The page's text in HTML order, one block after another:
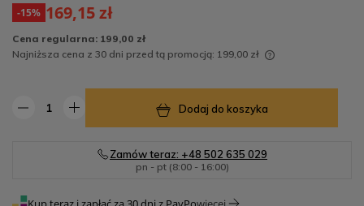
-15% 169,15 zł
Cena regularna: 199,00 zł
Najniższa cena z 30 dni przed tą promocją: 199,00 zł
produkt pojawił się w sprzedaży.Dodaj do koszyka
Zamów teraz: +48 502 635 029
pn - pt (8:00 - 16:00)